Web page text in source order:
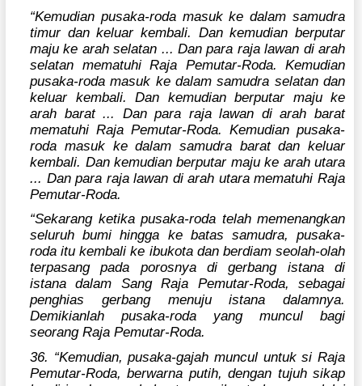
“Kemudian pusaka-roda masuk ke dalam samudra
timur dan keluar kembali. Dan kemudian berputar
maju ke arah selatan ... Dan para raja lawan di arah
selatan mematuhi Raja Pemutar-Roda. Kemudian
pusaka-roda masuk ke dalam samudra selatan dan
keluar kembali. Dan kemudian berputar maju ke
arah barat ... Dan para raja lawan di arah barat
mematuhi Raja Pemutar-Roda. Kemudian pusaka-
roda masuk ke dalam samudra barat dan keluar
kembali. Dan kemudian berputar maju ke arah utara
... Dan para raja lawan di arah utara mematuhi Raja
Pemutar-Roda.
“Sekarang ketika pusaka-roda telah memenangkan
seluruh bumi hingga ke batas samudra, pusaka-
roda itu kembali ke ibukota dan berdiam seolah-olah
terpasang pada porosnya di gerbang istana di
istana dalam Sang Raja Pemutar-Roda, sebagai
penghias gerbang menuju istana dalamnya.
Demikianlah pusaka-roda yang muncul bagi
seorang Raja Pemutar-Roda.
36. “Kemudian, pusaka-gajah muncul untuk si Raja
Pemutar-Roda, berwarna putih, dengan tujuh sikap